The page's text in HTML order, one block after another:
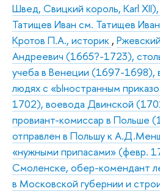
Швед, Свицкий король, Karl
Татищев Иван см. Татищев
Кротов П.А., историк ,
Андреевич (1665?-1723),
учеба в Венеции (1697-1698),
людях с «Ыностранным
1702), воевода Двинской
провиант-комиссар в Польше
отправлен в Польшу к
«нужными припасами» (февр.
Смоленске, обер-комендант
в Московской губернии и